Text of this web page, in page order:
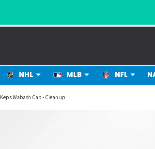
NHL MLB NFL
Keps Wabash Cap - Clean up